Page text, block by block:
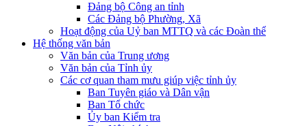
Đảng bộ Công an tỉnh
Các Đảng bộ Phường, Xã
Hoạt động của Uỷ ban MTTQ và các Đoàn thể
Hệ thống văn bản
Văn bản của Trung ương
Văn bản của Tỉnh ủy
Các cơ quan tham mưu giúp việc tỉnh ủy
Ban Tuyên giáo và Dân vận
Ban Tổ chức
Ủy ban Kiểm tra